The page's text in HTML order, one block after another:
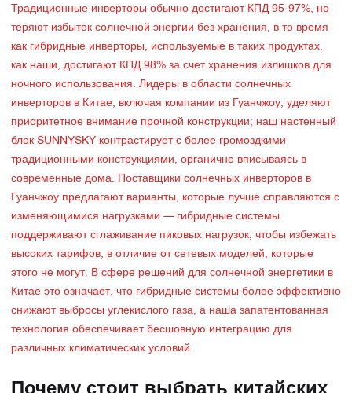
Традиционные инверторы обычно достигают КПД 95-97%, но
теряют избыток солнечной энергии без хранения, в то время
как гибридные инверторы, используемые в таких продуктах,
как наши, достигают КПД 98% за счет хранения излишков для
ночного использования. Лидеры в области солнечных
инверторов в Китае, включая компании из Гуанчжоу, уделяют
приоритетное внимание прочной конструкции; наш настенный
блок SUNNYSKY контрастирует с более громоздкими
традиционными конструкциями, органично вписываясь в
современные дома. Поставщики солнечных инверторов в
Гуанчжоу предлагают варианты, которые лучше справляются с
изменяющимися нагрузками — гибридные системы
поддерживают сглаживание пиковых нагрузок, чтобы избежать
высоких тарифов, в отличие от сетевых моделей, которые
этого не могут. В сфере решений для солнечной энергетики в
Китае это означает, что гибридные системы более эффективно
снижают выбросы углекислого газа, а наша запатентованная
технология обеспечивает бесшовную интеграцию для
различных климатических условий.